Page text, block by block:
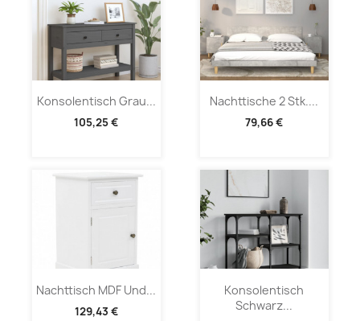
Konsolentisch Grau...
105,25 €
Nachttische 2 Stk....
79,66 €
Nachttisch MDF Und...
129,43 €
Konsolentisch
Schwarz...